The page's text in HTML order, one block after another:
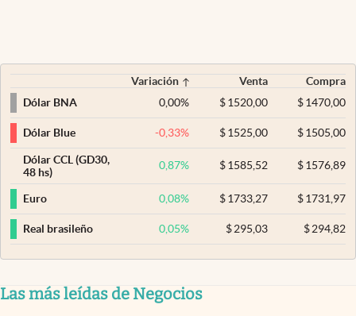
Variación Venta
Compra
Dólar BNA
0,00% $ 1520,00 $1470,00
Dólar Blue -0,33% $ 1525,00 $1505,00
Dólar CCL (GD30,
48 hs)
0,87% $ 1585,52 $1576,89
Euro 0,08% $ 1733,27 $1731,97
Real brasileño 0,05% $ 295,03 $294,82
Las más leídas de Negocios